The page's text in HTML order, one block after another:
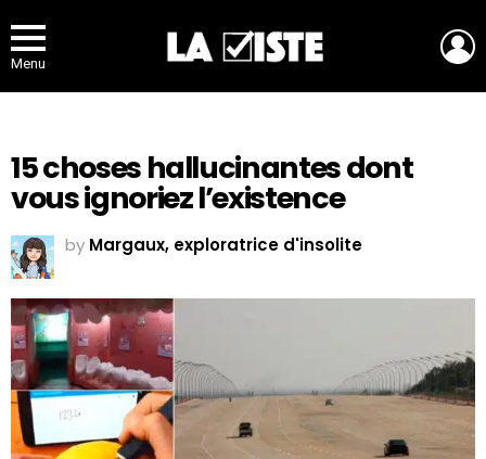
Menu
15 choses hallucinantes dont
vous ignoriez l’existence
by Margaux, exploratrice d'insolite